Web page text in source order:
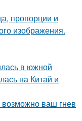
пропорции и
изображения.
в южной
на Китай и
возможно ваш гнев